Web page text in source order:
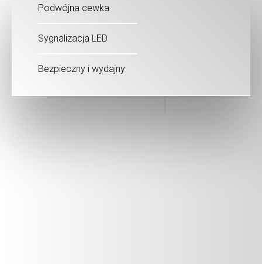
Podwójna cewka
Sygnalizacja LED
Bezpieczny i wydajny